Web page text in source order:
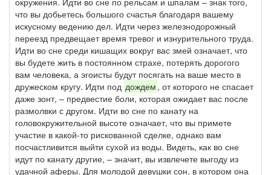
что вы добьетесь большого счастья благодаря вашему
искусному ведению дел. Идти через железнодорожный
переезд предвещает время тревог и изнурительного труда.
Идти во сне среди кишащих вокруг вас змей означает, что
вы будете жить в постоянном страхе, потерять дорогого
вам человека, а эгоисты будут посягать на ваше место в
дружеском кругу. Идти под дождем , от которого не спасает
даже зонт, – предвестие боли, которая ожидает вас после
размолвки с другом. Идти во сне по канату на
головокружительной высоте означает, что вы примете
участие в какой-то рискованной сделке, однако вам
посчастливится выйти сухой из воды. Видеть, как во сне
идут по канату другие, – значит, вы извлечете выгоду из
удачной аферы. Для молодой девушки сон, в котором она